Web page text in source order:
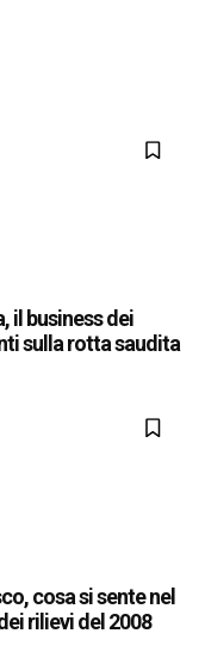
il business dei
sulla rotta saudita
cosa si sente nel
rilievi del 2008